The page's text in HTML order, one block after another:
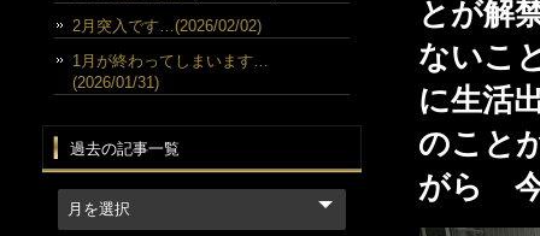
とが解
ないこ
に生活
のこと
がら 今
2月突入です…(2026/02/02)
1月が終わってしまいます…
(2026/01/31)
過去の記事一覧